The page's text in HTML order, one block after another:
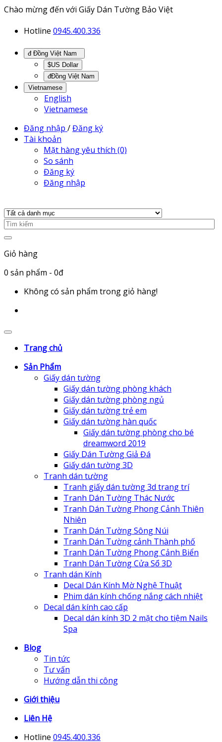
Chào mừng đến với Giấy Dán Tường Bảo Việt
Hotline 0945.400.336
$US Dollar
đĐồng Việt Nam
Vietnamese
English
Vietnamese
Đăng nhập /Đăng ký
Tài khoản
Mặt hàng yêu thích (0)
So sánh
Đăng ký
Đăng nhập
Giỏ hàng
0 sản phẩm - 0đ
Không có sản phẩm trong giỏ hàng!
Trang chủ
Sản Phẩm
Giấy dán tường
Giấy dán tường phòng khách
Giấy dán tường phòng ngủ
Giấy dán tường trẻ em
Giấy dán tường hàn quốc
Giấy dán tường phòng cho bé
dreamword 2019
Giấy Dán Tường Giả Đá
Giấy dán tường 3D
Tranh dán tường
Tranh giấy dán tường 3d trang trí
Tranh Dán Tường Thác Nước
Tranh Dán Tường Phong Cảnh Thiên
Nhiên
Tranh Dán Tường Sông Núi
Tranh Dán Tường cảnh Thành phố
Tranh Dán Tường Phong Cảnh Biển
Tranh Dán Tường Cửa Sổ 3D
Tranh dán Kính
Decal Dán Kính Mờ Nghệ Thuật
Phim dán kính chống nắng cách nhiệt
Decal dán kính cao cấp
Decal dán kính 3D 2 mặt cho tiệm Nails
Spa
Blog
Tin tức
Tư vấn
Hướng dẫn thi công
Giới thiệu
Liên Hệ
Hotline 0945.400.336